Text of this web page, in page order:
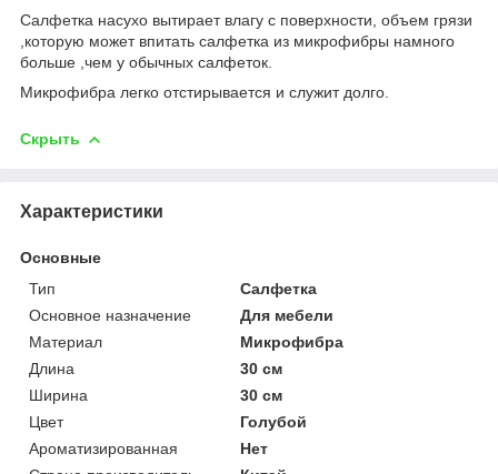
Салфетка насухо вытирает влагу с поверхности, объем грязи
,которую может впитать салфетка из микрофибры намного
больше ,чем у обычных салфеток.
Микрофибра легко отстирывается и служит долго.
Скрыть
Характеристики
Основные
Тип
Салфетка
Основное назначение
Для мебели
Материал
Микрофибра
Длина
30 см
Ширина
30 см
Цвет
Голубой
Ароматизированная
Нет